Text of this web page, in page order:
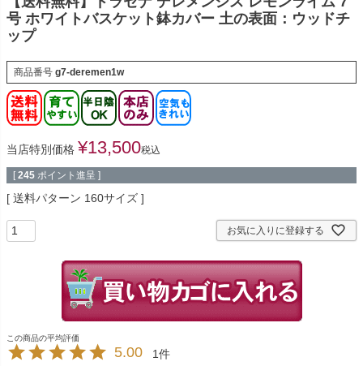
号 ホワイトバスケット鉢カバー 土の表面：ウッドチ
ップ
商品番号 g7-deremen1w
当店特別価格 ¥13,500税込
[ 245 ポイント進呈 ]
送料パターン 160サイズ
お気に入りに登録する
5.00 1